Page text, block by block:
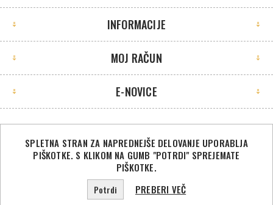
INFORMACIJE
MOJ RAČUN
E-NOVICE
©2026 Sport Store. Vse pravice pridržane.
Powered by
Designed by
Nop-Templates.com
SPLETNA STRAN ZA NAPREDNEJŠE DELOVANJE UPORABLJA
PIŠKOTKE. S KLIKOM NA GUMB "POTRDI" SPREJEMATE
PIŠKOTKE.
Potrdi PREBERI VEČ